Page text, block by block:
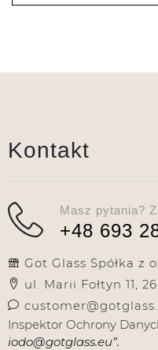
Kontakt
Masz pytania?
+48 693
Got Glass Spółka z
ul. Marii Fołtyn 11,
Inspektor Ochrony
iodo@gotglass.eu”.